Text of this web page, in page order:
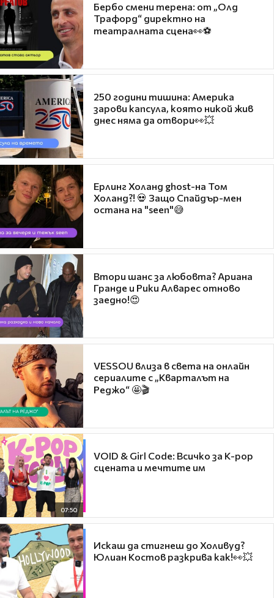
Бербо смени терена: от „Олд
Трафорд“ директно на
театралната сцена👀⚽
250 години тишина: Америка
зарови капсула, която никой жив
днес няма да отвори👀💥
Ерлинг Холанд ghost-на Том
Холанд?! 💀 Защо Спайдър-мен
остана на "seen"😅
Втори шанс за любовта? Ариана
Гранде и Рики Алварес отново
заедно!😍
VESSOU влиза в света на онлайн
сериалите с „Кварталът на
Реджо“ 🤩🎬
07:50
VOID & Girl Code: Всичко за K-pop
сцената и мечтите им
Искаш да стигнеш до Холивуд?
Юлиан Костов разкрива как!👀💥